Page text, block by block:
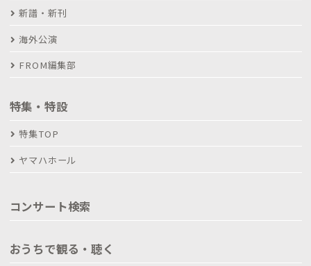
新譜・新刊
海外公演
FROM編集部
特集・特設
特集TOP
ヤマハホール
コンサート検索
おうちで観る・聴く